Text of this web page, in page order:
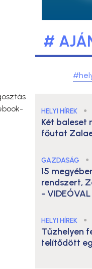
#
HELYI HÍREK ●
Két baleset
főutat
GAZDASÁG ●
15
rendszert,
-
HELYI HÍREK ●
Tűzhelyen
telítődött